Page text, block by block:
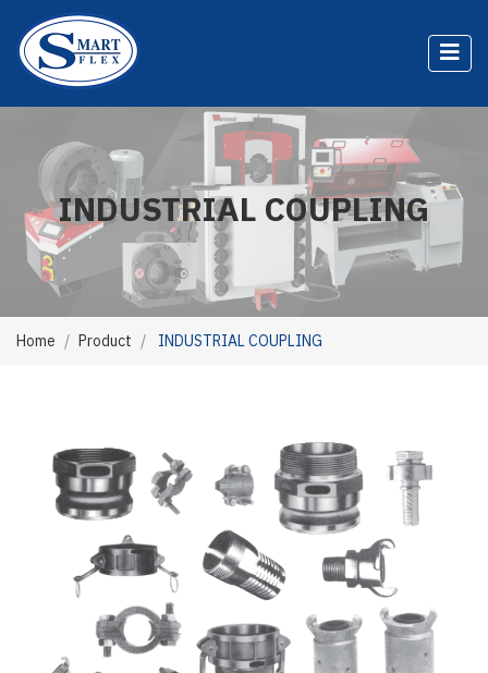
INDUSTRIAL COUPLING
Home Product INDUSTRIAL COUPLING